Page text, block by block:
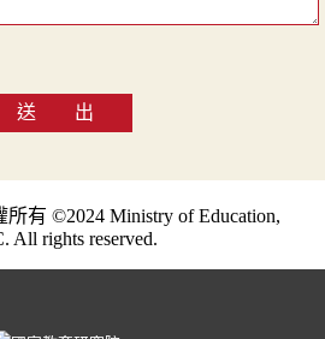
送 出
有 ©2024 Ministry of Education,
All rights reserved.